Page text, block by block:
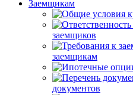
Заемщикам
заемщиков
заемщикам
документов